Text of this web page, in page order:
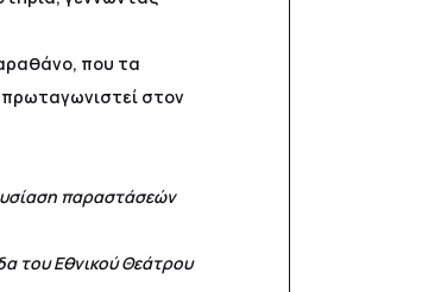
που τα
πρωταγωνιστεί στον
παραστάσεών
του Εθνικού Θεάτρου